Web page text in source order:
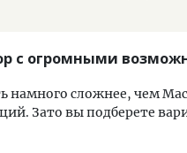
с огромными
намного сложнее, чем
Зато вы подберете